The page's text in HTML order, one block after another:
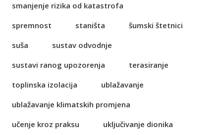
smanjenje rizika od katastrofa
spremnost
staništa
šumski štetnici
suša
sustav odvodnje
sustavi ranog upozorenja
terasiranje
toplinska izolacija
ublažavanje
ublažavanje klimatskih promjena
učenje kroz praksu
uključivanje dionika